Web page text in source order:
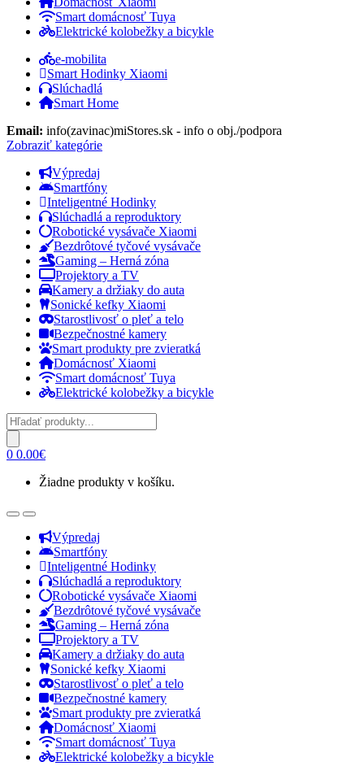
Smart domácnosť Tuya
Elektrické kolobežky a bicykle
e-mobilita
Smart Hodinky Xiaomi
Slúchadlá
Smart Home
Email: info(zavinac)miStores.sk - info o obj./podpora
Zobraziť kategórie
Výpredaj
Smartfóny
Inteligentné Hodinky
Slúchadlá a reproduktory
Robotické vysávače Xiaomi
Bezdrôtové tyčové vysávače
Gaming – Herná zóna
Projektory a TV
Kamery a držiaky do auta
Sonické kefky Xiaomi
Starostlivosť o pleť a telo
Bezpečnostné kamery
Smart produkty pre zvieratká
Domácnosť Xiaomi
Smart domácnosť Tuya
Elektrické kolobežky a bicykle
Products
search
0 0.00€
Žiadne produkty v košíku.
OpenClose
Výpredaj
Smartfóny
Inteligentné Hodinky
Slúchadlá a reproduktory
Robotické vysávače Xiaomi
Bezdrôtové tyčové vysávače
Gaming – Herná zóna
Projektory a TV
Kamery a držiaky do auta
Sonické kefky Xiaomi
Starostlivosť o pleť a telo
Bezpečnostné kamery
Smart produkty pre zvieratká
Domácnosť Xiaomi
Smart domácnosť Tuya
Elektrické kolobežky a bicykle